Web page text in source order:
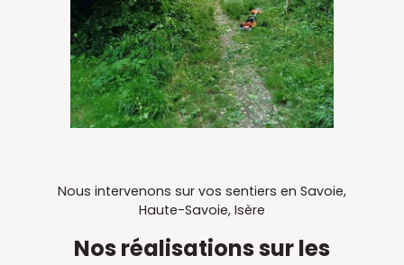
Nous intervenons sur vos sentiers en Savoie,
Haute-Savoie, Isère
Nos réalisations sur les